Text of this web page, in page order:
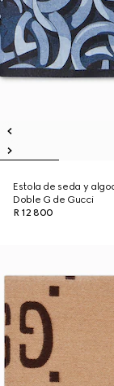
Estola de seda y
Doble G de Gucci
R 12 800